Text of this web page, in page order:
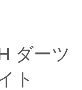
ダーツ
ト